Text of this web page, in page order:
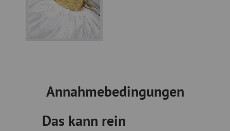
Annahmebedingungen
Das kann rein